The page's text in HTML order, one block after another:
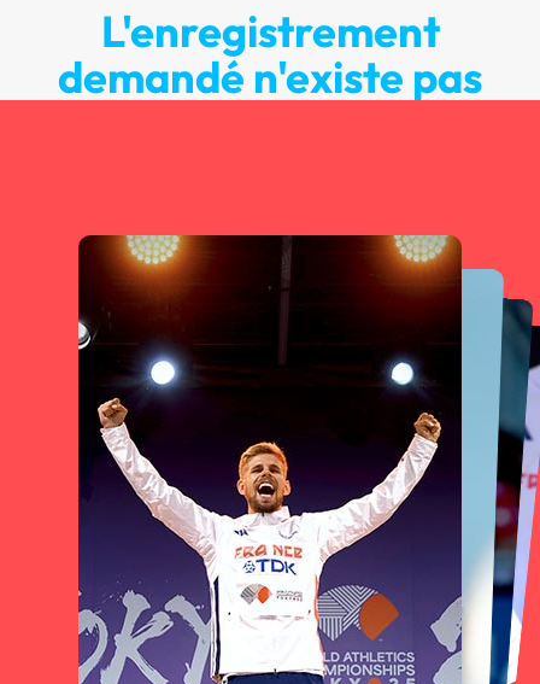
L'enregistrement
demandé n'existe pas